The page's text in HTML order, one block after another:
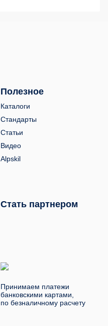
Полезное
Каталоги
Стандарты
Статьи
Видео
Alpskil
Стать партнером
Принимаем платежи
банковскими картами,
по безналичному расчету